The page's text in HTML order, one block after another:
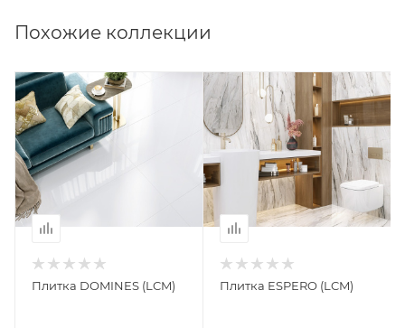
Похожие коллекции
Плитка DOMINES (LCM) Плитка ESPERO (LCM)